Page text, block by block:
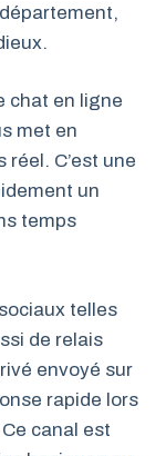
chat en ligne
met en
C’est une
un
temps
telles
de relais
envoyé sur
rapide lors
canal est